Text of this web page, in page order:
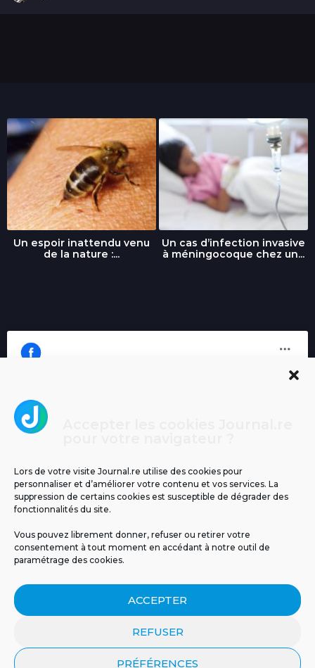
Lors de votre visite Journal.re utilise des cookies pour
personnaliser et d’améliorer votre contenu et vos services. La
suppression de certains cookies est susceptible de dégrader des
fonctionnalités du site.
Vous pouvez librement donner, refuser ou retirer votre
consentement à tout moment en accédant à notre outil de
paramétrage des cookies.
ACCEPTER
REFUSER
PRÉFÉRENCES
Un espoir inattendu venu
de la nature :...
Un cas d’infection invasive
à méningocoque chez un...
MENTIONS LÉGALES PUBLICITÉ
BLOG
NOS ÉMISSIONS
POLITIQUE DE CONFIDENTIALITÉ
CONTACT